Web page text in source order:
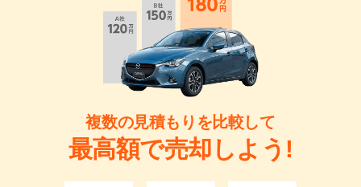
複数の見積もりを比較して
最高額で売却しよう!